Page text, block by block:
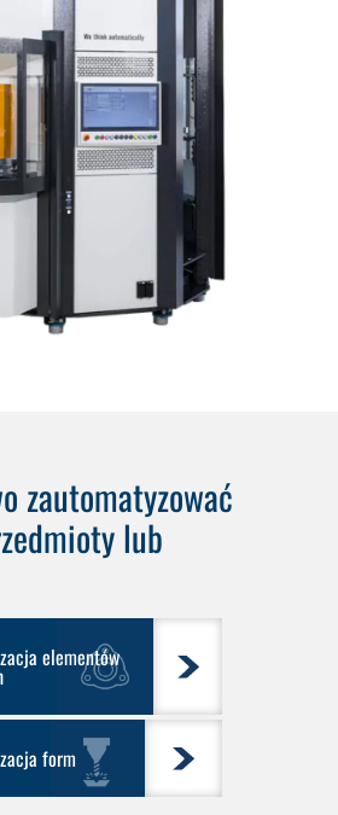
zautomatyzować
lub
elementów
form